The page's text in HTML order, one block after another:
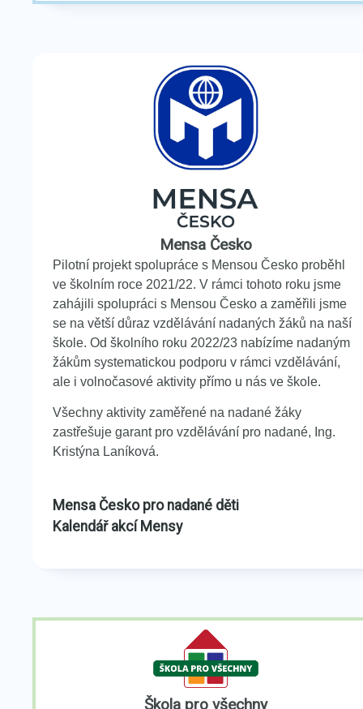
Mensa Česko
Pilotní projekt spolupráce s Mensou Česko proběhl
ve školním roce 2021/22. V rámci tohoto roku jsme
zahájili spolupráci s Mensou Česko a zaměřili jsme
se na větší důraz vzdělávání nadaných žáků na naší
škole. Od školního roku 2022/23 nabízíme nadaným
žákům systematickou podporu v rámci vzdělávání,
ale i volnočasové aktivity přímo u nás ve škole.
Všechny aktivity zaměřené na nadané žáky
zastřešuje garant pro vzdělávání pro nadané, Ing.
Kristýna Laníková.
Mensa Česko pro nadané děti
Kalendář akcí Mensy
Škola pro všechny